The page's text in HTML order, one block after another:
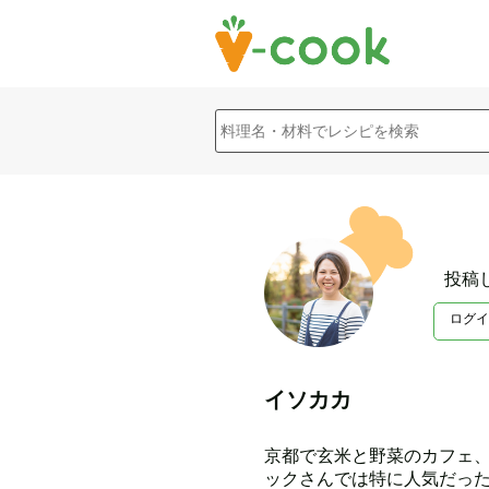
投稿
ログ
イソカカ
京都で玄米と野菜のカフェ
ックさんでは特に人気だっ